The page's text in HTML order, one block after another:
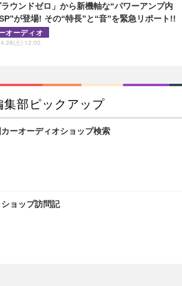
ラウンドゼロ」から新機軸な“パワーアンプ内
が登場! その“特長”と“音”を緊急リポート!!
オーディオ
土) 12:00
集部ピックアップ
ーオーディオショップ検索
ョップ訪問記